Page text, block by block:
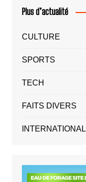
Plus d’actualité
CULTURE
SPORTS
TECH
FAITS DIVERS
INTERNATIONAL